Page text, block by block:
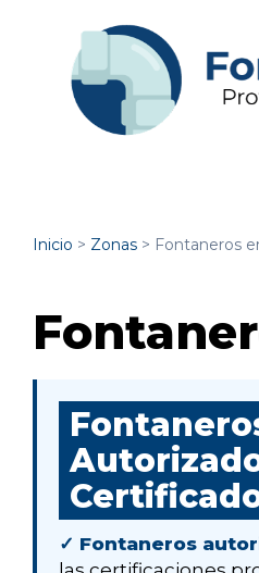
Inicio > Zonas > Fontaneros
✓ Fontaneros